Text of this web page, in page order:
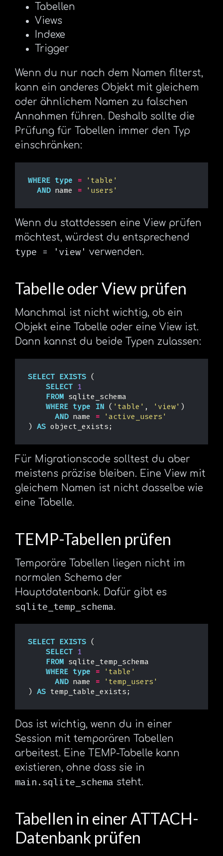
Tabellen
Views
Indexe
Trigger
Wenn du nur nach dem Namen filterst,
kann ein anderes Objekt mit gleichem
oder ähnlichem Namen zu falschen
Annahmen führen. Deshalb sollte die
Prüfung für Tabellen immer den Typ
einschränken:
WHERE type =
'table'
AND name = 'users'
Wenn du stattdessen eine View prüfen
möchtest, würdest du entsprechend
type = 'view' verwenden.
Tabelle oder View prüfen
Manchmal ist nicht wichtig, ob ein
Objekt eine Tabelle oder eine View ist.
Dann kannst du beide Typen zulassen:
SELECT EXISTS (
SELECT
1
FROM sqlite_schema
WHERE type IN ( 'table' , 'view' )
AND name =
'active_users'
)
AS object_exists ;
Für Migrationscode solltest du aber
meistens präzise bleiben. Eine View mit
gleichem Namen ist nicht dasselbe wie
eine Tabelle.
TEMP-Tabellen prüfen
Temporäre Tabellen liegen nicht im
normalen Schema der
Hauptdatenbank. Dafür gibt es
sqlite_temp_schema.
SELECT EXISTS (
SELECT
1
FROM sqlite_temp_schema
WHERE type =
'table'
AND name =
'temp_users'
)
AS temp_table_exists ;
Das ist wichtig, wenn du in einer
Session mit temporären Tabellen
arbeitest. Eine TEMP-Tabelle kann
existieren, ohne dass sie in
main.sqlite_schema steht.
Tabellen in einer ATTACH-
Datenbank prüfen